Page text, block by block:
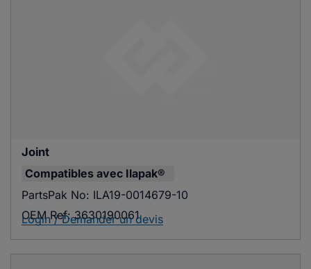
Joint
Compatibles avec Ilapak®
PartsPak No: ILA19-0014679-10
OEM Ref: 3630190061
Login / Demander un devis